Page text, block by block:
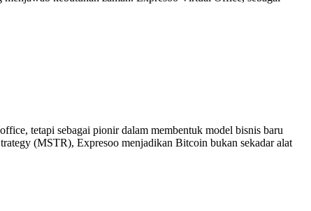
tetapi sebagai pionir dalam membentuk model bisnis baru
(MSTR), Expresoo menjadikan Bitcoin bukan sekadar alat